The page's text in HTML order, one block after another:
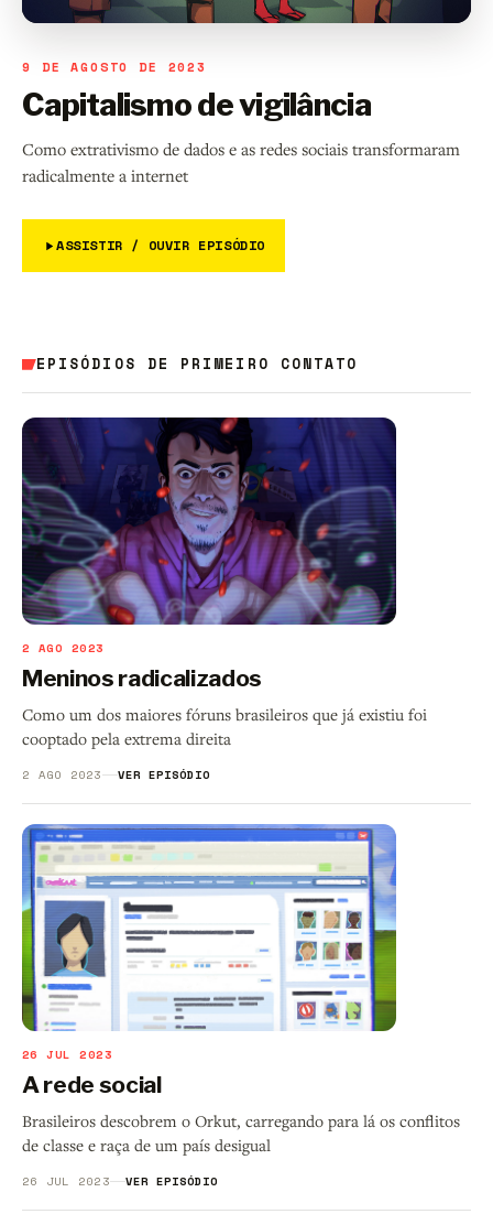
9 DE AGOSTO DE 2023
Capitalismo de vigilância
Como extrativismo de dados e as redes sociais transformaram
radicalmente a internet
ASSISTIR / OUVIR EPISÓDIO
EPISÓDIOS DE PRIMEIRO CONTATO
2 AGO 2023
Meninos radicalizados
Como um dos maiores fóruns brasileiros que já existiu foi
cooptado pela extrema direita
2 AGO 2023 VER EPISÓDIO
26 JUL 2023
A rede social
Brasileiros descobrem o Orkut, carregando para lá os conflitos
de classe e raça de um país desigual
26 JUL 2023 VER EPISÓDIO